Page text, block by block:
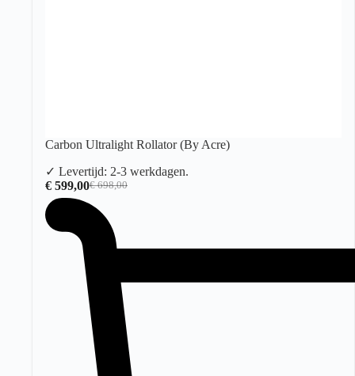
Carbon Ultralight Rollator (By Acre)
✓ Levertijd: 2-3 werkdagen.
€698,00
Oorspronkelijke
prijs
was:
€ 698,00.
€ 599,00Huidige
prijs
€ 599,00.